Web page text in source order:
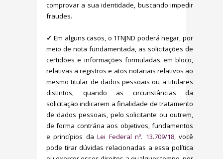
comprovar a sua identidade, buscando impedir
fraudes.
✓Em alguns casos, o 1TNJND poderá negar, por
meio de nota fundamentada, as solicitações de
certidões e informações formuladas em bloco,
relativas a registros e atos notariais relativos ao
mesmo titular de dados pessoais ou a titulares
distintos, quando as circunstâncias da
solicitação indicarem a finalidade de tratamento
de dados pessoais, pelo solicitante ou outrem,
de forma contrária aos objetivos, fundamentos
e princípios daLei Federal nº. 13.709/18, você
pode tirar dúvidas relacionadas a essa política